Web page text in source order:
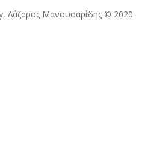
Λάζαρος Μανουσαρίδης © 2020